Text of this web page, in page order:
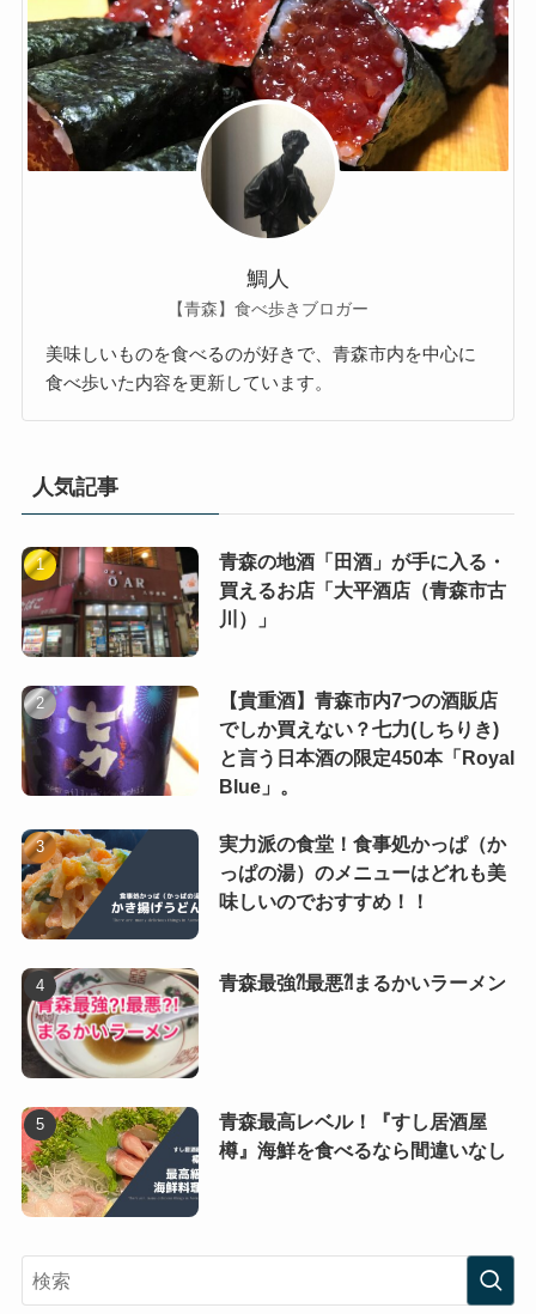
鯛人
【青森】食べ歩きブロガー
美味しいものを食べるのが好きで、青森市内を中心に
食べ歩いた内容を更新しています。
人気記事
青森の地酒「田酒」が手に入る・
買えるお店「大平酒店（青森市古
川）」
【貴重酒】青森市内7つの酒販店
でしか買えない？七力(しちりき)
と言う日本酒の限定450本「Royal
Blue」。
実力派の食堂！食事処かっぱ（か
っぱの湯）のメニューはどれも美
味しいのでおすすめ！！
青森最強⁈最悪⁈まるかいラーメン
青森最高レベル！『すし居酒屋
樽』海鮮を食べるなら間違いなし